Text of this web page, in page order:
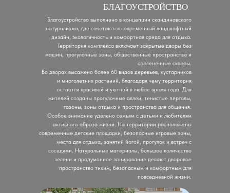
Благоустройство выполнено в концепции скандинавского
натурализма, где сочетаются современный ландшафтный
дизайн, экологичность и комфортная среда для отдыха.
Территория комплекса включает закрытые дворы без
машин, прогулочные зоны, общественные пространства и
озелененные скверы.
Во дворах высажено более 60 видов деревьев, кустарников
и многолетних растений, благодаря чему территория
остается красивой и уютной в любое время года. Для
жителей созданы прогулочные аллеи, тенистые перголы,
газоны, зоны отдыха и пространства для общения.
Особое внимание уделено семьям с детьми и любителям
активного образа жизни. На территории расположены
современные детские площадки, безопасные игровые зоны,
места для отдыха, занятий йогой, прогулок и встреч с
соседями. Натуральные материалы, большое количество
зелени и продуманное зонирование делают дворовое
пространство тихим, безопасным и комфортным для
повседневной жизни.
БЛАГОУСТРОЙСТВО